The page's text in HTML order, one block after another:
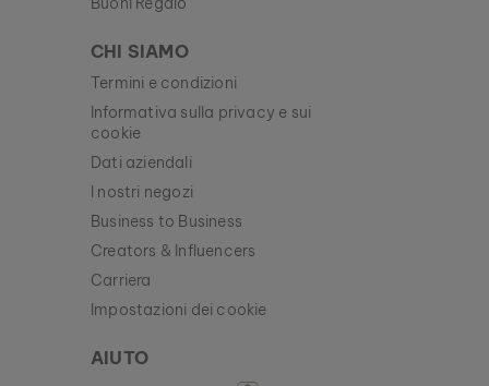
CHI SIAMO
Termini e condizioni
Informativa sulla privacy e sui
cookie
Dati aziendali
I nostri negozi
Business to Business
Creators & Influencers
Carriera
Impostazioni dei cookie
AIUTO